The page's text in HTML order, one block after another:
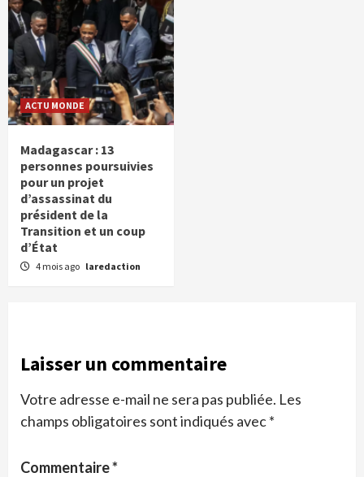
ACTU MONDE
Madagascar : 13
personnes poursuivies
pour un projet
d’assassinat du
président de la
Transition et un coup
d’État
4 mois ago laredaction
Laisser un commentaire
Votre adresse e-mail ne sera pas publiée. Les
champs obligatoires sont indiqués avec*
Commentaire*